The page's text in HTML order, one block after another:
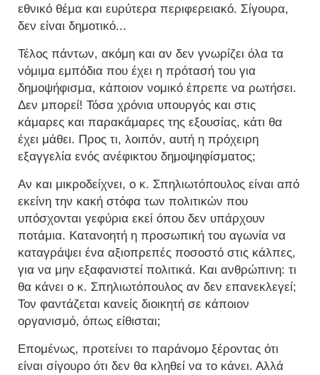
εθνικό θέμα και ευρύτερα περιφερειακό. Σίγουρα,
δεν είναι δημοτικό...
Τέλος πάντων, ακόμη και αν δεν γνωρίζει όλα τα
νόμιμα εμπόδια που έχει η πρότασή του για
δημοψήφισμα, κάποιον νομικό έπρεπε να ρωτήσει.
Δεν μπορεί! Τόσα χρόνια υπουργός και στις
κάμαρες και παρακάμαρες της εξουσίας, κάτι θα
έχει μάθει. Προς τι, λοιπόν, αυτή η πρόχειρη
εξαγγελία ενός ανέφικτου δημοψηφίσματος;
Αν και μικροδείχνει, ο κ. Σπηλιωτόπουλος είναι από
εκείνη την κακή στόφα των πολιτικών που
υπόσχονται γεφύρια εκεί όπου δεν υπάρχουν
ποτάμια. Κατανοητή η προσωπική του αγωνία να
καταγράψει ένα αξιοπρεπές ποσοστό στις κάλπες,
για να μην εξαφανιστεί πολιτικά. Και ανθρώπινη: τι
θα κάνει ο κ. Σπηλιωτόπουλος αν δεν επανεκλεγεί;
Τον φαντάζεται κανείς διοικητή σε κάποιον
οργανισμό, όπως είθισται;
Επομένως, προτείνει το παράνομο ξέροντας ότι
είναι σίγουρο ότι δεν θα κληθεί να το κάνει. Αλλά